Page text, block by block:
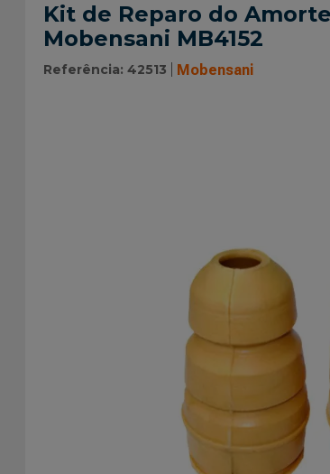
Kit de Reparo do
Mobensani MB4152
Referência: 42513 Mobensani